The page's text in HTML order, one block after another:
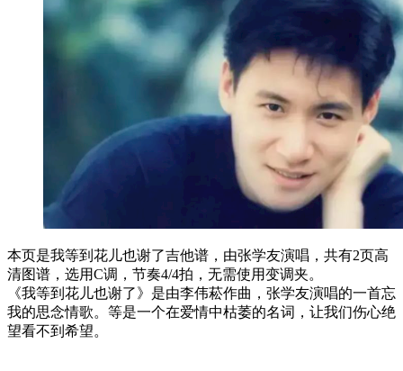
本页是我等到花儿也谢了吉他谱，由张学友演唱，共有2页高
清图谱，选用C调，节奏4/4拍，无需使用变调夹。
《我等到花儿也谢了》是由李伟菘作曲，张学友演唱的一首忘
我的思念情歌。等是一个在爱情中枯萎的名词，让我们伤心绝
望看不到希望。